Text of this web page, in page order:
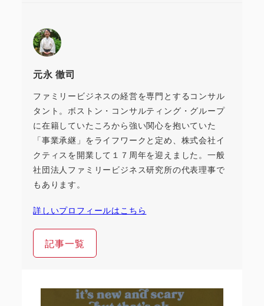
元永 徹司
ファミリービジネスの経営を専門とするコンサル
タント。ボストン・コンサルティング・グループ
に在籍していたころから強い関心を抱いていた
「事業承継」をライフワークと定め、株式会社イ
クティスを開業して１７周年を迎えました。一般
社団法人ファミリービジネス研究所の代表理事で
もあります。
詳しいプロフィールはこちら
記事一覧